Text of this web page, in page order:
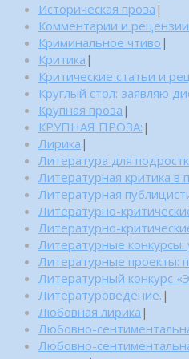
Историческая проза |
Комментарии и рецензии
Криминальное чтиво |
Критика |
Критические статьи и
Круглый стол: заявляю
Крупная проза |
КРУПНАЯ ПРОЗА: |
Лирика |
Литература для
Литературная критика в
Литературная
Литературно-
Литературно-
Литературные
Литературные проекты:
Литературный конкурс
Литературоведение. |
Любовная лирика |
Любовно-
Любовно-